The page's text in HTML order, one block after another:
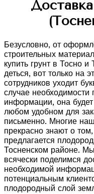
Безусловно, от
строительных
купить грунт в Тосно
деться, вот только на
сотрудников уходит
случае необходимости
информации, она
любом удобном для
письменно. Многие
прекрасно знают о
предлагается
Тосненском районе.
всячески поделимся
необходимой
потенциальным
плодородный слой